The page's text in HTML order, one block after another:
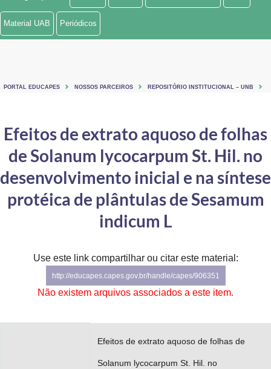
Ministério de Minas e Energia
Controladoria-Geral da União
Ministério da Mulher, da Família e dos Direitos Humanos
Secretaria-Geral
Gabinete de Segurança Institucional
Material UAB Periódicos
PORTAL EDUCAPES NOSSOS PARCEIROS REPOSITÓRIO INSTITUCIONAL – UNB
Efeitos de extrato aquoso de folhas
de Solanum lycocarpum St. Hil. no
desenvolvimento inicial e na síntese
protéica de plântulas de Sesamum
indicum L
Use este link compartilhar ou citar este material:
http://educapes.capes.gov.br/handle/capes/906351
Não existem arquivos associados a este item.
Efeitos de extrato aquoso de folhas de
Solanum lycocarpum St. Hil. no